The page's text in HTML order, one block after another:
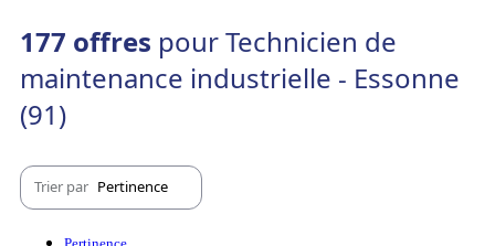
177 offres pour Technicien de
maintenance industrielle - Essonne
(91)
Trier par Pertinence